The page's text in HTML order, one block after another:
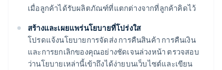
เมื่อลูกค้าได้รับผลิตภัณฑ์ที่แตกต่างจากที่ลูกค้าคิดไว้
สร้างและเผยแพร่นโยบายที่โปร่งใส
โปรดแจ้งนโยบายการจัดส่ง การคืนสินค้า การคืนเงิน
และการยกเลิกของคุณอย่างชัดเจนล่วงหน้า ตรวจสอบ
ว่านโยบายเหล่านี้เข้าถึงได้ง่ายบนเว็บไซต์และเขียน